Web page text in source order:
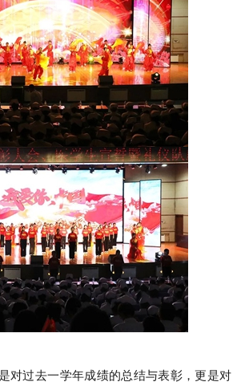
对过去一学年成绩的总结与表彰，更是对